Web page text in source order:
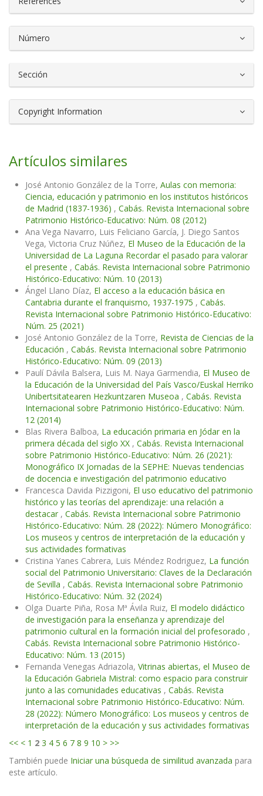
Número
Sección
Copyright Information
Artículos similares
José Antonio González de la Torre, Aulas con memoria:
Ciencia, educación y patrimonio en los institutos históricos
de Madrid (1837-1936) , Cabás. Revista Internacional sobre
Patrimonio Histórico-Educativo: Núm. 08 (2012)
Ana Vega Navarro, Luis Feliciano García, J. Diego Santos
Vega, Victoria Cruz Núñez, El Museo de la Educación de la
Universidad de La Laguna Recordar el pasado para valorar
el presente , Cabás. Revista Internacional sobre Patrimonio
Histórico-Educativo: Núm. 10 (2013)
Ángel Llano Díaz, El acceso a la educación básica en
Cantabria durante el franquismo, 1937-1975 , Cabás.
Revista Internacional sobre Patrimonio Histórico-Educativo:
Núm. 25 (2021)
José Antonio González de la Torre, Revista de Ciencias de la
Educación , Cabás. Revista Internacional sobre Patrimonio
Histórico-Educativo: Núm. 09 (2013)
Paulí Dávila Balsera, Luis M. Naya Garmendia, El Museo de
la Educación de la Universidad del País Vasco/Euskal Herriko
Unibertsitatearen Hezkuntzaren Museoa , Cabás. Revista
Internacional sobre Patrimonio Histórico-Educativo: Núm.
12 (2014)
Blas Rivera Balboa, La educación primaria en Jódar en la
primera década del siglo XX , Cabás. Revista Internacional
sobre Patrimonio Histórico-Educativo: Núm. 26 (2021):
Monográfico IX Jornadas de la SEPHE: Nuevas tendencias
de docencia e investigación del patrimonio educativo
Francesca Davida Pizzigoni, El uso educativo del patrimonio
histórico y las teorías del aprendizaje: una relación a
destacar , Cabás. Revista Internacional sobre Patrimonio
Histórico-Educativo: Núm. 28 (2022): Número Monográfico:
Los museos y centros de interpretación de la educación y
sus actividades formativas
Cristina Yanes Cabrera, Luis Méndez Rodriguez, La función
social del Patrimonio Universitario: Claves de la Declaración
de Sevilla , Cabás. Revista Internacional sobre Patrimonio
Histórico-Educativo: Núm. 32 (2024)
Olga Duarte Piña, Rosa Mª Ávila Ruiz, El modelo didáctico
de investigación para la enseñanza y aprendizaje del
patrimonio cultural en la formación inicial del profesorado ,
Cabás. Revista Internacional sobre Patrimonio Histórico-
Educativo: Núm. 13 (2015)
Fernanda Venegas Adriazola, Vitrinas abiertas, el Museo de
la Educación Gabriela Mistral: como espacio para construir
junto a las comunidades educativas , Cabás. Revista
Internacional sobre Patrimonio Histórico-Educativo: Núm.
28 (2022): Número Monográfico: Los museos y centros de
interpretación de la educación y sus actividades formativas
<< < 1 2 3 4 5 6 7 8 9 10 > >>
También puede Iniciar una búsqueda de similitud avanzada para
este artículo.